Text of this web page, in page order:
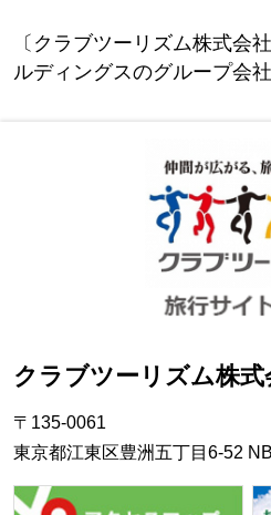
〔クラブツーリズム株式会
ルディングスのグループ会社
クラブツーリズム株式
〒135-0061
東京都江東区豊洲五丁目6-52